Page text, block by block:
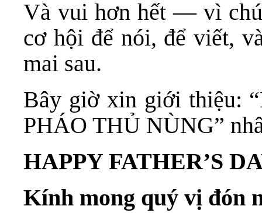
Và vui hơn hết — vì
cơ hội để nói, để viết,
mai sau.
Bây giờ xin giới thiệu:
PHÁO THỦ NÙNG”
HAPPY FATHER’S
Kính mong quý vị đón